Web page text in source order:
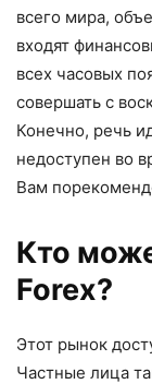
всего мира,
входят
всех часовых
совершать с
Конечно, речь
недоступен во
Вам
Кто
Forex?
Этот рынок
Частные лица